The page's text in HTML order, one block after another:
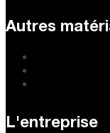
Autres
L'entreprise